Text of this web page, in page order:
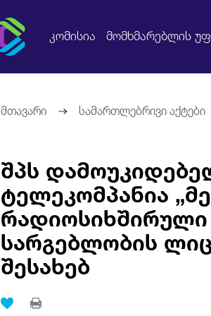
კომისია მომხმარებლის
მთავარი სამართლებრივი აქტები
შპს
ტელეკომპანია
სარგებლობის
შესახებ